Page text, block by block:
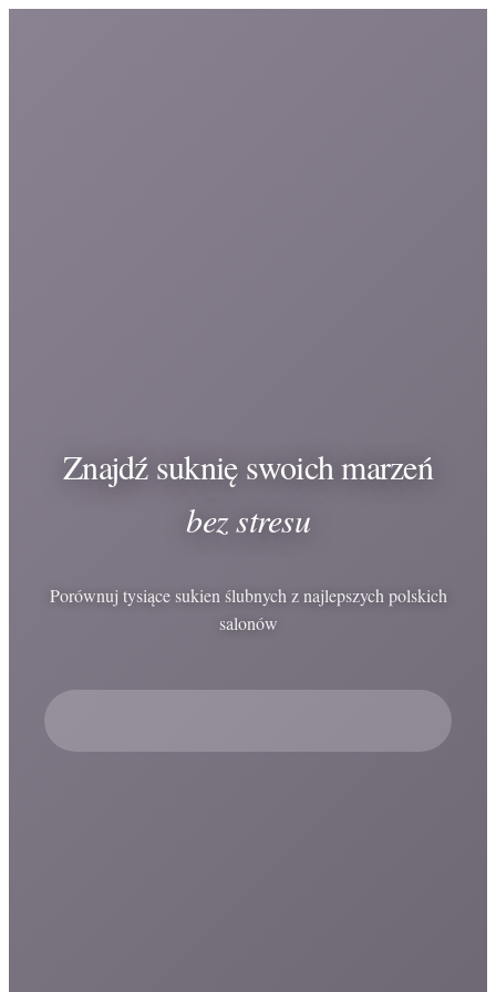
Znajdź suknię swoich marzeń
bez stresu
Porównuj tysiące sukien ślubnych z najlepszych polskich
salonów